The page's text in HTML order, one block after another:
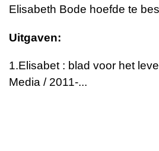
Elisabeth Bode hoefde te
Uitgaven:
1.Elisabet : blad voor het
Media / 2011-...